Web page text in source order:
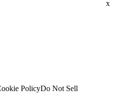
x
PolicyDo Not Sell